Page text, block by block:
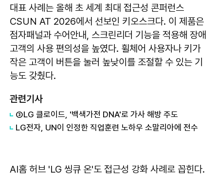
대표 사례는 올해 초 세계 최대 접근성 콘퍼런스
CSUN AT 2026에서 선보인 키오스크다. 이 제품은
점자패널과 수어안내, 스크린리더 기능을 적용해 장애
고객의 사용 편의성을 높였다. 휠체어 사용자나 키가
작은 고객이 버튼을 눌러 높낮이를 조절할 수 있는 기
능도 갖췄다.
관련기사
③LG 클로이드, '백색가전 DNA'로 가사 해방 주도
LG전자, UN이 인정한 직업훈련 노하우 소말리아에 전수
AI홈 허브 'LG 씽큐 온'도 접근성 강화 사례로 꼽힌다.